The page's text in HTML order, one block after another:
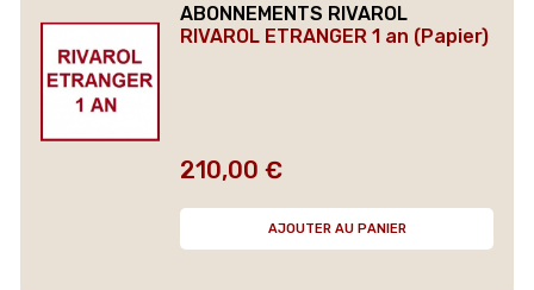
ABONNEMENTS RIVAROL
RIVAROL ETRANGER 1 an (Papier)
Prix
210,00 €
AJOUTER AU PANIER